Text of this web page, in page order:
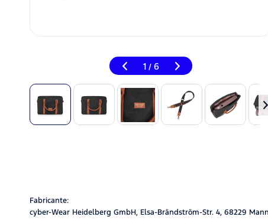
1 / 6
Fabricante:
cyber-Wear Heidelberg GmbH, Elsa-Brändström-Str. 4, 68229